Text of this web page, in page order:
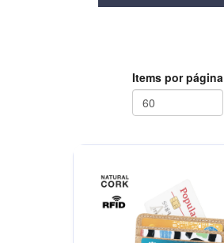
Items por página